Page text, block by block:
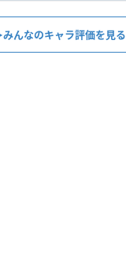
んなのキャラ評価を見る